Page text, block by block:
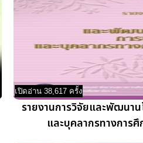
เปิดอ่าน 38,617 ครั้ง
รายงานการวิจัยและพัฒนา
และบุคลากรทางการ